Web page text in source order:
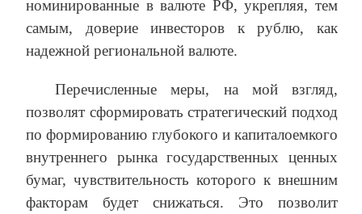
номинированные в валюте РФ, укрепляя, тем
самым, доверие инвесторов к рублю, как
надежной региональной валюте.
Перечисленные меры, на мой взгляд,
позволят сформировать стратегический подход
по формированию глубокого и капиталоемкого
внутреннего рынка государственных ценных
бумаг, чувствительность которого к внешним
факторам будет снижаться. Это позволит